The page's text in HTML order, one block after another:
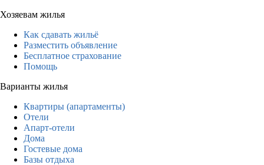
Хозяевам жилья
Как сдавать жильё
Разместить объявление
Бесплатное страхование
Помощь
Варианты жилья
Квартиры (апартаменты)
Отели
Апарт-отели
Дома
Гостевые дома
Базы отдыха